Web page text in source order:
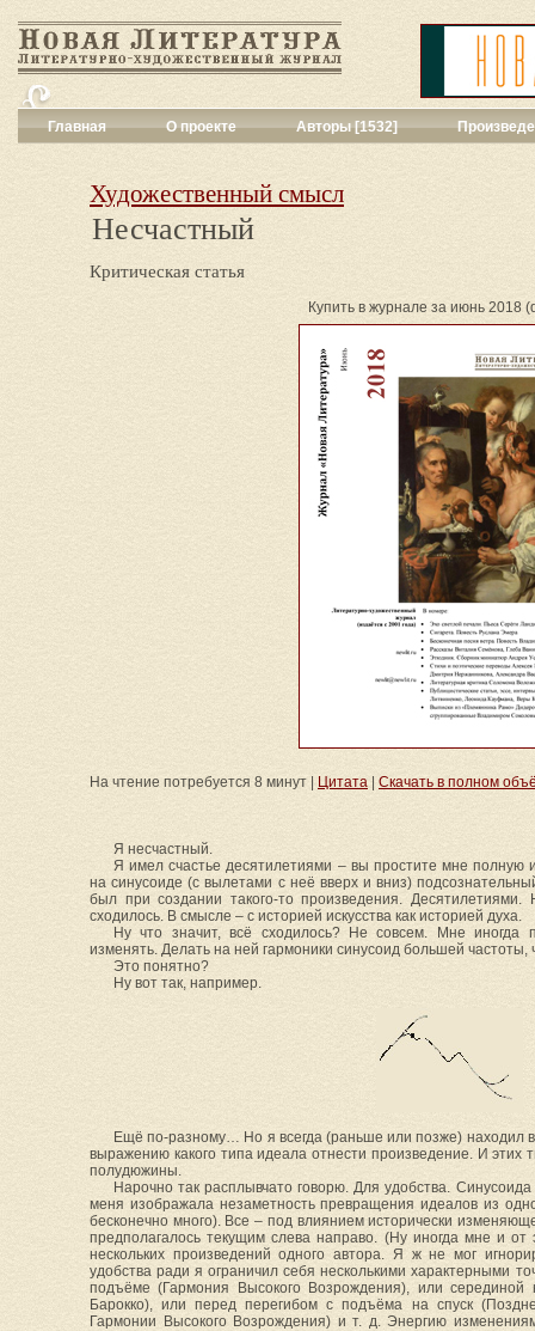
Главная О проекте Авторы [1532]
Сценарии[16]
Философия,
Драматургия
Повести,
Галерея[144]
[1016]
Другие жанры
Все жанры
Художественный смысл
Несчастный
Критическая статья
Купить в журнале за июнь 2018
На чтение потребуется 8 минут | Цитата Скачать в полном
Я несчастный.
Я имел счастье десятилетиями – вы простите мне полную
на синусоиде (с вылетами с неё вверх и вниз)
был при создании такого-то произведения.
сходилось. В смысле – с историей искусства как историей духа.
Ну что значит, всё сходилось? Не совсем. Мне иногда
изменять. Делать на ней гармоники синусоид большей частоты,
Это понятно?
Ну вот так, например.
Ещё по-разному… Но я всегда (раньше или позже) находил
выражению какого типа идеала отнести произведение. И этих
полудюжины.
Нарочно так расплывчато говорю. Для удобства.
меня изображала незаметность превращения идеалов из
бесконечно много). Все – под влиянием исторически
предполагалось текущим слева направо. (Ну иногда мне и от
нескольких произведений одного автора. Я ж не мог
удобства ради я ограничил себя несколькими характерными
подъёме (Гармония Высокого Возрождения), или серединой
Барокко), или перед перегибом с подъёма на спуск
Гармонии Высокого Возрождения) и т. д. Энергию